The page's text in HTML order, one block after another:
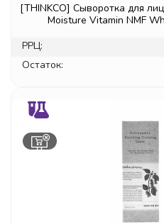
[THINKCO] Сыворотка для
Moisture Vitamin NMF
РРЦ:
Остаток: